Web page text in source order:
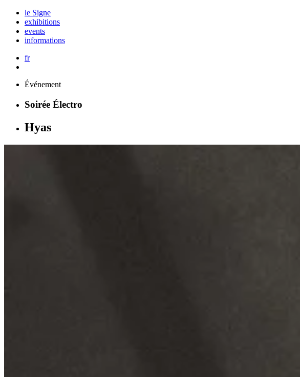
le Signe
exhibitions
events
informations
fr
Événement
Soirée Électro
Hyas